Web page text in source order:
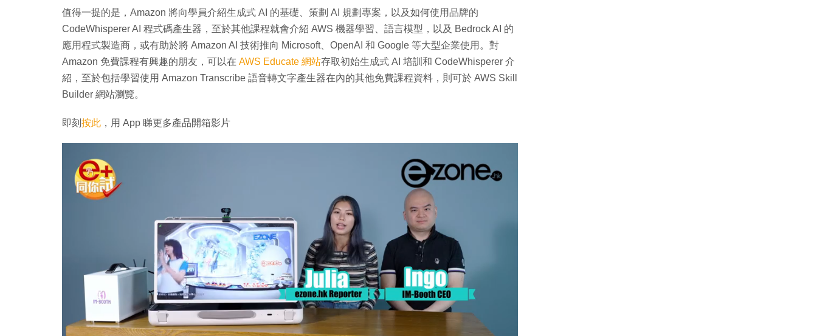
值得一提的是，Amazon 將向學員介紹生成式 AI 的基礎、策劃 AI 規劃專案，以及如何使用品牌的
CodeWhisperer AI 程式碼產生器，至於其他課程就會介紹 AWS 機器學習、語言模型，以及 Bedrock AI 的
應用程式製造商，或有助於將 Amazon AI 技術推向 Microsoft、OpenAI 和 Google 等大型企業使用。對
Amazon 免費課程有興趣的朋友，可以在 AWS Educate 網站存取初始生成式 AI 培訓和 CodeWhisperer 介
紹，至於包括學習使用 Amazon Transcribe 語音轉文字產生器在內的其他免費課程資料，則可於 AWS Skill
Builder 網站瀏覽。
即刻 按此 ，用 App 睇更多產品開箱影片